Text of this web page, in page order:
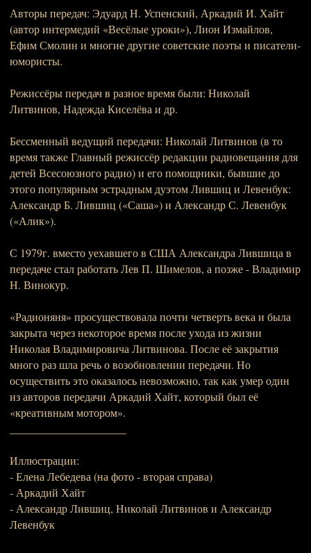
Авторы передач: Эдуард Н. Успенский, Аркадий И. Хайт
(автор интермедий «Весёлые уроки»), Лион Измайлов,
Ефим Смолин и многие другие советские поэты и писатели-
юмористы.
Режиссёры передач в разное время были: Николай
Литвинов, Надежда Киселёва и др.
Бессменный ведущий передачи: Николай Литвинов (в то
время также Главный режиссёр редакции радиовещания для
детей Всесоюзного радио) и его помощники, бывшие до
этого популярным эстрадным дуэтом Лившиц и Левенбук:
Александр Б. Лившиц («Саша») и Александр С. Левенбук
(«Алик»).
С 1979г. вместо уехавшего в США Александра Лившица в
передаче стал работать Лев П. Шимелов, а позже - Владимир
Н. Винокур.
«Радионяня» просуществовала почти четверть века и была
закрыта через некоторое время после ухода из жизни
Николая Владимировича Литвинова. После её закрытия
много раз шла речь о возобновлении передачи. Но
осуществить это оказалось невозможно, так как умер один
из авторов передачи Аркадий Хайт, который был её
«креативным мотором».
Иллюстрации:
- Елена Лебедева (на фото - вторая справа)
- Аркадий Хайт
- Александр Лившиц, Николай Литвинов и Александр
Левенбук